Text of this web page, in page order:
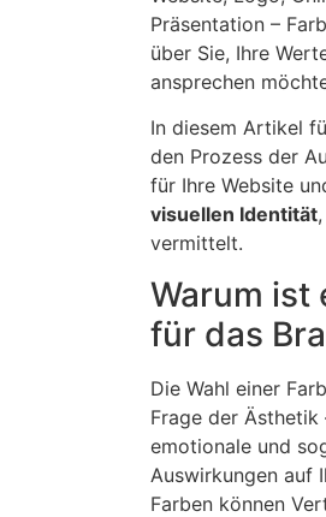
Präsentation –
über Sie, Ihre
ansprechen
In diesem Artikel
den Prozess der
für Ihre Website
visuellen Identität
vermittelt.
Warum ist
für das
Die Wahl einer
Frage der
emotionale und
Auswirkungen auf
Farben können